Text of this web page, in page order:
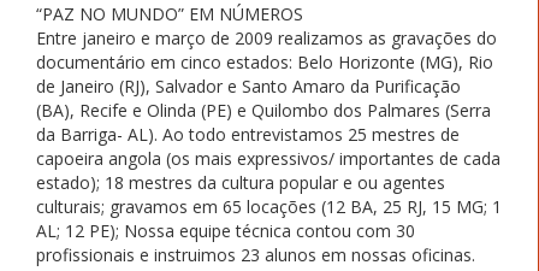
“PAZ NO MUNDO” EM NÚMEROS
Entre janeiro e março de 2009 realizamos as gravações do
documentário em cinco estados: Belo Horizonte (MG), Rio
de Janeiro (RJ), Salvador e Santo Amaro da Purificação
(BA), Recife e Olinda (PE) e Quilombo dos Palmares (Serra
da Barriga- AL). Ao todo entrevistamos 25 mestres de
capoeira angola (os mais expressivos/ importantes de cada
estado); 18 mestres da cultura popular e ou agentes
culturais; gravamos em 65 locações (12 BA, 25 RJ, 15 MG; 1
AL; 12 PE); Nossa equipe técnica contou com 30
profissionais e instruimos 23 alunos em nossas oficinas.